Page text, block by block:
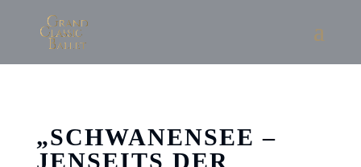
„SCHWANENSEE –
JENSEITS DER